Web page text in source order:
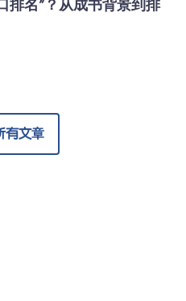
排名”？从成书背景到排
有文章